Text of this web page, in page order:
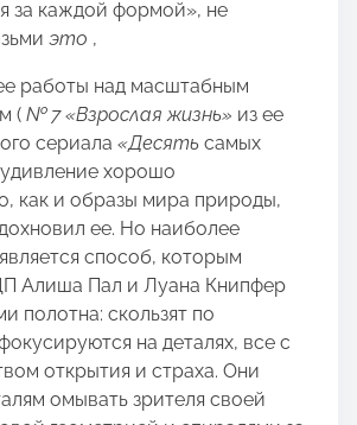
за каждой формой», не
это ,
работы над масштабным
( № 7 «Взрослая жизнь» из ее
сериала «Десять самых
хорошо
как и образы мира природы,
ее. Но наиболее
способ, которым
Алиша Пал и Луана Книпфер
полотна: скользят по
на деталях, все с
открытия и страха. Они
омывать зрителя своей